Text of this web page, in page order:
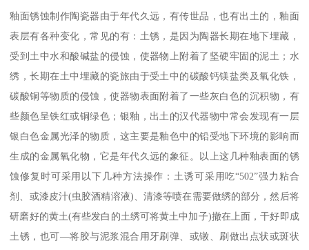
釉面锈蚀制作陶瓷器由于年代久远，有传世品，也有出土的，釉面
表层有各种变化，常见的有：土锈，是因为陶器长期在地下埋藏，
受到土中水和酸碱盐的侵蚀，使器物上附着了坚硬牢固的泥土；水
绣，长期在土中埋藏的瓷旅由于受土中的碳酸钙镁盐类及氧化铁，
碳酸铜等物质的侵蚀，使器物表面附着了一些灰白色的沉积物，有
些颜色呈铁红或铜绿色；银釉，出土的汉代器物中常会发现有一层
银白色金属光泽的物质，这主要是釉色中的铅受地下环境的影响而
生成的金属氧化物，它是年代久远的象征。以上这几种釉表面的锈
蚀修复时可采用以下几种方法操作：土诱可采用吃“502”强力粘合
剂、或漆皮汁(虫胶酒精溶液)、清漆等喷在需要做绣的部分，然后将
研磨好的黄土(有些发白的土绣可将黄土中加子)撤在上面，干好即成
土锈，也可—将胶与泥浆混合用牙刷弹、或镦、刷做出点状或斑状